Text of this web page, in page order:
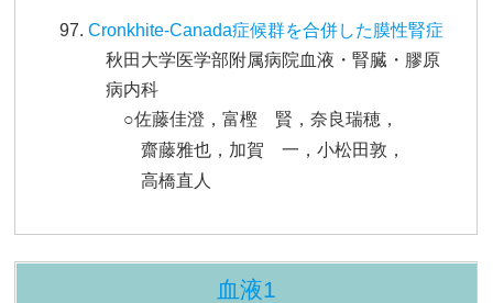
Cronkhite-Canada症候群を合併した膜性腎症
秋田大学医学部附属病院血液・腎臓・膠原
病内科
○佐藤佳澄，富樫 賢，奈良瑞穂，
齋藤雅也，加賀 一，小松田敦，
高橋直人
血液1